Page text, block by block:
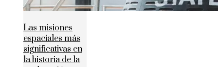
Las misiones
espaciales más
significativas en
la historia de la